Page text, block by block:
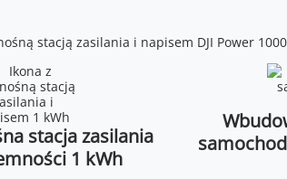
stacja zasilania
1 kWh